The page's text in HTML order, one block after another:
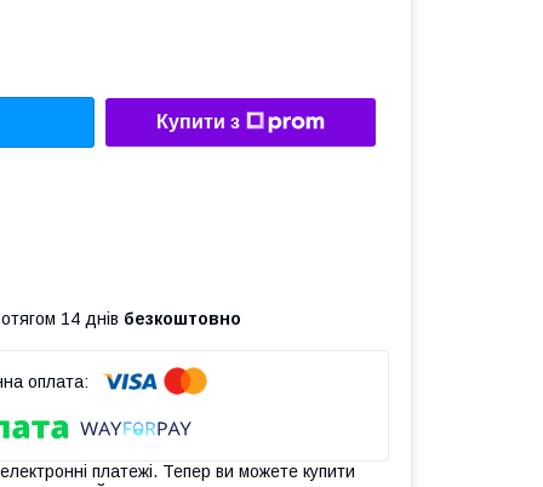
Купити з
14 днів безкоштовно
платежі. Тепер ви можете купити